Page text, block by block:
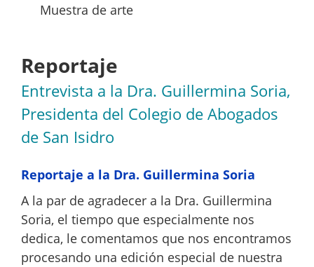
Muestra de arte
Reportaje
Entrevista a la Dra. Guillermina Soria,
Presidenta del Colegio de Abogados
de San Isidro
Reportaje a la Dra. Guillermina Soria
A la par de agradecer a la Dra. Guillermina
Soria, el tiempo que especialmente nos
dedica, le comentamos que nos encontramos
procesando una edición especial de nuestra